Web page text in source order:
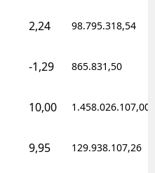
2,24 98.795.318,54
-1,29 865.831,50
10,00 1.458.026.107,00
9,95 129.938.107,26